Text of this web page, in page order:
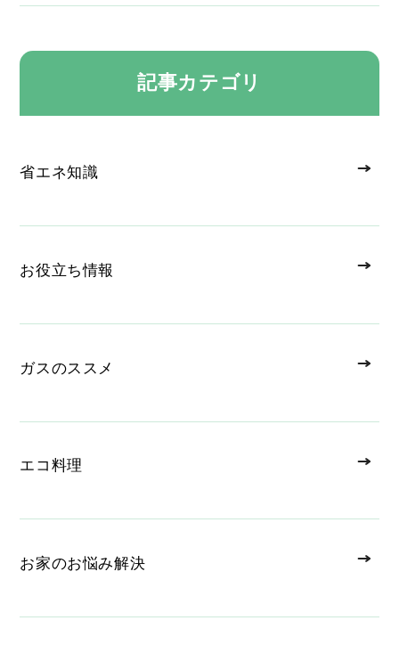
記事カテゴリ
省エネ知識
お役立ち情報
ガスのススメ
エコ料理
お家のお悩み解決